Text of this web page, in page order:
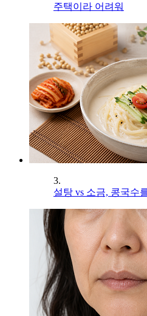
주택이라 어려워
3.
설탕 vs 소금, 콩국수